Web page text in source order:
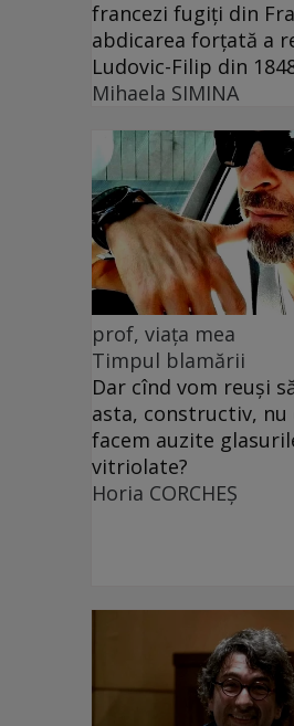
francezi fugiți din
abdicarea forțată a
Ludovic-Filip din
Mihaela SIMINA
prof, viața mea
Timpul blamării
Dar cînd vom reuși
asta, constructiv, nu
facem auzite
vitriolate?
Horia CORCHEŞ